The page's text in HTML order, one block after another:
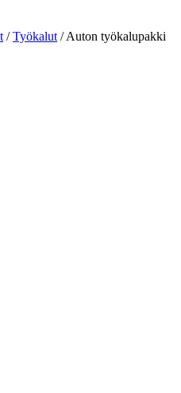
/Työkalut /Auton työkalupakki